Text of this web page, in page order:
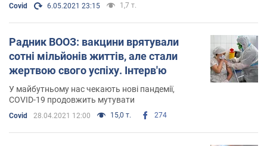
Covid 6.05.2021 23:15 1,7 т.
Радник ВООЗ: вакцини врятували
сотні мільйонів життів, але стали
жертвою свого успіху. Інтерв'ю
У майбутньому нас чекають нові пандемії,
COVID-19 продовжить мутувати
Covid 28.04.2021 12:00 15,0 т. 274